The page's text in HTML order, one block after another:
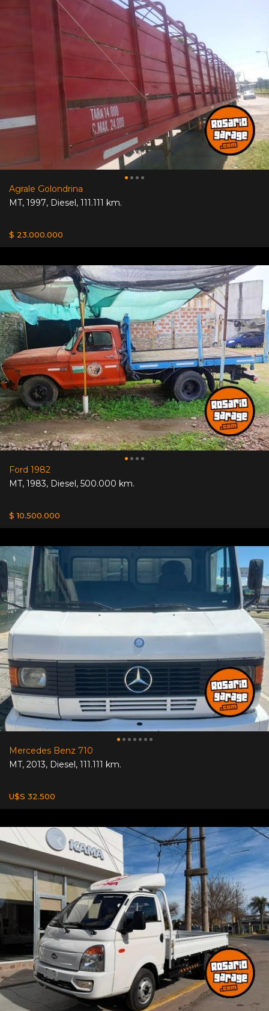
Agrale Golondrina
MT, 1997, Diesel, 111.111 km.
$ 23.000.000
Ford 1982
MT, 1983, Diesel, 500.000 km.
$ 10.500.000
Mercedes Benz 710
MT, 2013, Diesel, 111.111 km.
U$S 32.500